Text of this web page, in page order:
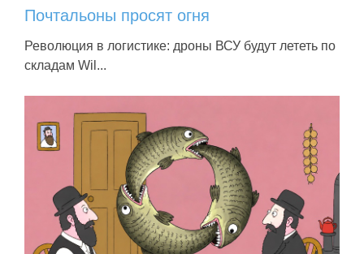
Почтальоны просят огня
Революция в логистике: дроны ВСУ будут лететь по
складам Wil...